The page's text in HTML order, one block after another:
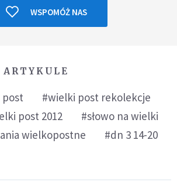
WSPOMÓŻ NAS
#wielki post rekolekcje
post 2012
#słowo na wielki
wielkopostne
#dn 3 14-20